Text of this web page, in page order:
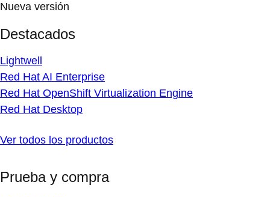
Nueva versión
Destacados
Lightwell
Red Hat AI Enterprise
Red Hat OpenShift Virtualization Engine
Red Hat Desktop
Ver todos los productos
Prueba y compra